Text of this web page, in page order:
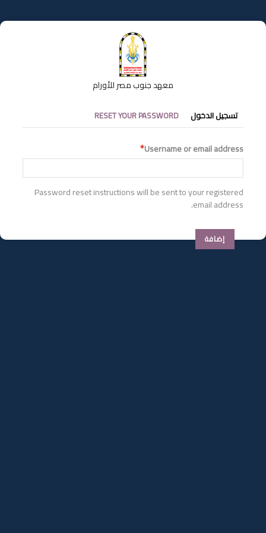
إلى
المحتوى
معهد جنوب مصر للأورام
التبويبات
الأساسية
تسجيل الدخول RESET YOUR PASSWORD
Username or email address
Password reset instructions will be sent to your registered
email address.